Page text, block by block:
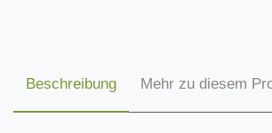
Beschreibung Mehr zu diesem